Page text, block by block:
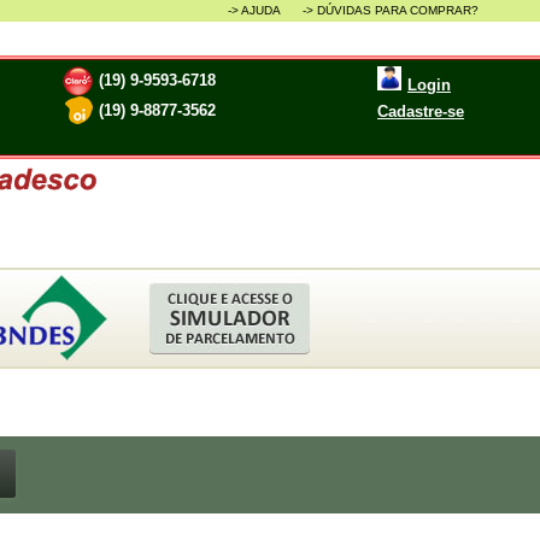
-> AJUDA -> DÚVIDAS PARA COMPRAR?
(19) 9-9593-6718
Login
Cadastre-se
(19) 9-8877-3562